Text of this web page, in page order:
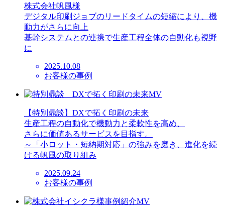
株式会社帆風様
デジタル印刷ジョブのリードタイムの短縮により、機
動力がさらに向上
基幹システムとの連携で生産工程全体の自動化も視野
に
2025.10.08
お客様の事例
【特別鼎談】DXで拓く印刷の未来
生産工程の自動化で機動力と柔軟性を高め、
さらに価値あるサービスを目指す。
～「小ロット・短納期対応」の強みを磨き、進化を続
ける帆風の取り組み
2025.09.24
お客様の事例